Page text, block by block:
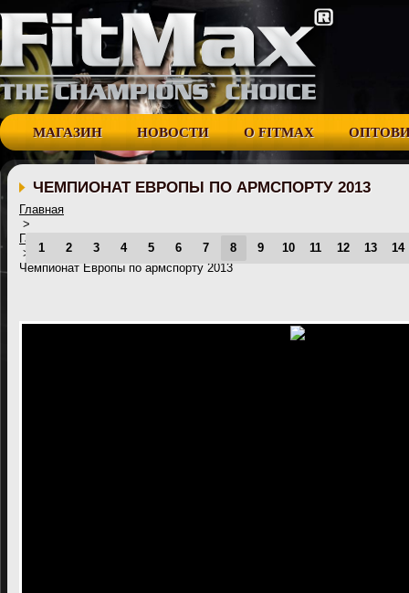
МАГАЗИН НОВОСТИ О FITMAX
ЧЕМПИОНАТ ЕВРОПЫ ПО АРМСПОРТУ 2013
Главная
>
Галерея
>
Чемпионат Европы по армспорту 2013
1 2 3 4 5 6 7 8 9 10 11 12 13 14